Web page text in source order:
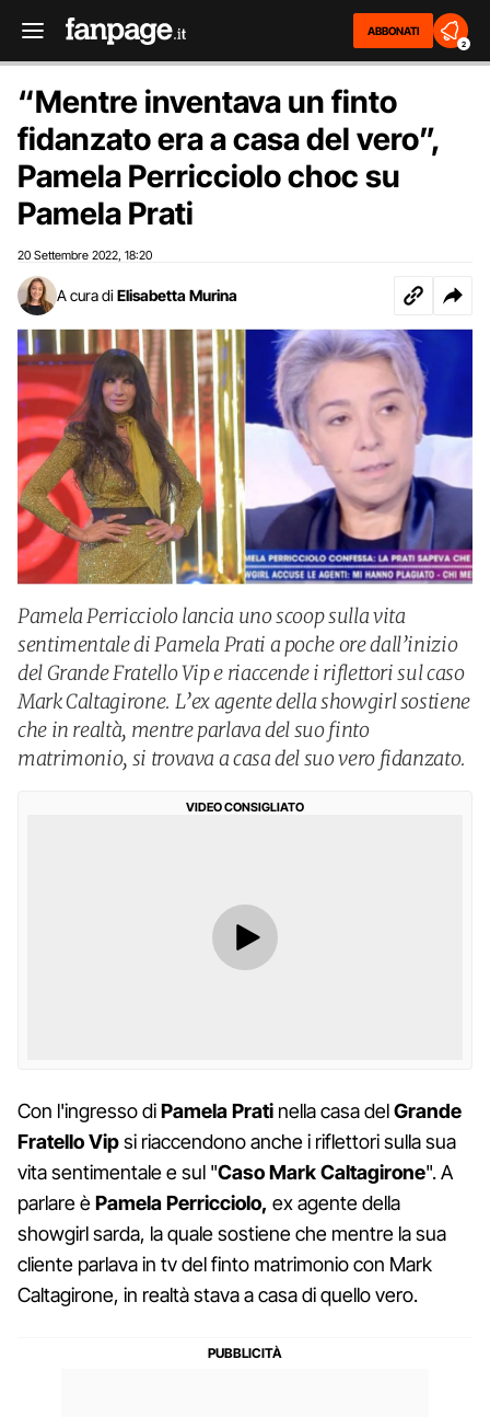
ABBONATI
2
“Mentre inventava un finto
fidanzato era a casa del vero”,
Pamela Perricciolo choc su
Pamela Prati
20 Settembre 2022 18:20
A cura di Elisabetta Murina
Pamela Perricciolo lancia uno scoop sulla vita
sentimentale di Pamela Prati a poche ore dall’inizio
del Grande Fratello Vip e riaccende i riflettori sul caso
Mark Caltagirone. L’ex agente della showgirl sostiene
che in realtà, mentre parlava del suo finto
matrimonio, si trovava a casa del suo vero fidanzato.
VIDEO CONSIGLIATO
Con l'ingresso diPamela Prati nella casa delGrande
Fratello Vipsi riaccendono anche i riflettori sulla sua
vita sentimentale e sul "Caso Mark Caltagirone". A
parlare èPamela Perricciolo, ex agente della
showgirl sarda, la quale sostiene che mentre la sua
cliente parlava in tv del finto matrimonio con Mark
Caltagirone, in realtà stava a casa di quello vero.